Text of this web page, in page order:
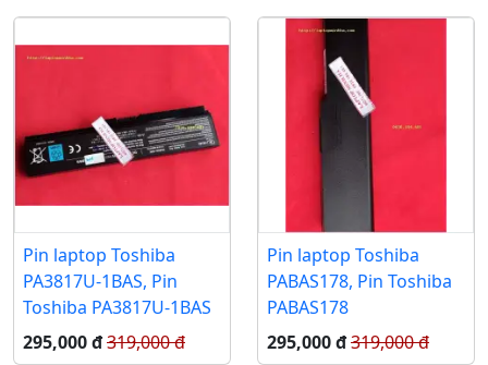
Pin laptop Toshiba
PA3817U-1BAS, Pin
Toshiba PA3817U-1BAS
295,000 đ319,000 đ
Pin laptop Toshiba
PABAS178, Pin Toshiba
PABAS178
295,000 đ319,000 đ